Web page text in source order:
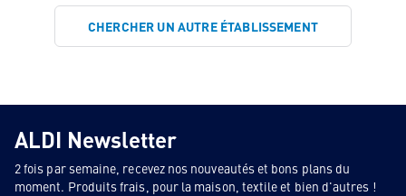
CHERCHER UN AUTRE ÉTABLISSEMENT
ALDI Newsletter
2 fois par semaine, recevez nos nouveautés et bons plans du
moment. Produits frais, pour la maison, textile et bien d'autres !